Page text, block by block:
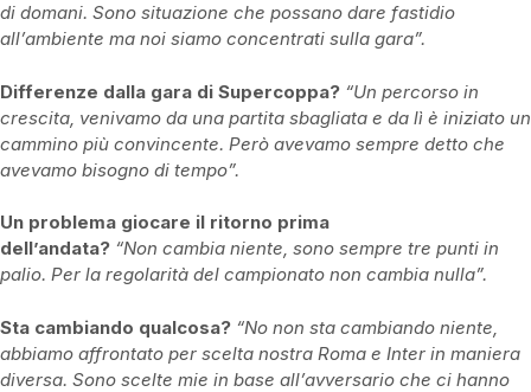
di domani. Sono situazione che possano dare fastidio
all’ambiente ma noi siamo concentrati sulla gara”.
Differenze dalla gara di Supercoppa? “Un percorso in
crescita, venivamo da una partita sbagliata e da lì è iniziato un
cammino più convincente. Però avevamo sempre detto che
avevamo bisogno di tempo”.
Un problema giocare il ritorno prima
dell’andata? “Non cambia niente, sono sempre tre punti in
palio. Per la regolarità del campionato non cambia nulla”.
Sta cambiando qualcosa? “No non sta cambiando niente,
abbiamo affrontato per scelta nostra Roma e Inter in maniera
diversa. Sono scelte mie in base all’avversario che ci hanno